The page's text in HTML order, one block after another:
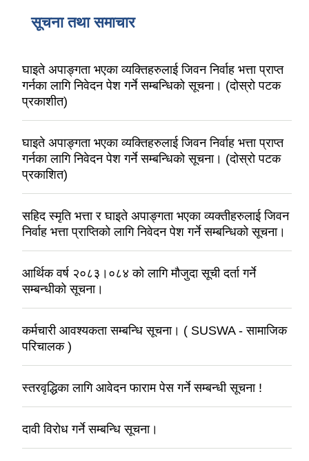
सूचना तथा समाचार
घाइते अपाङ्गता भएका व्यक्तिहरुलाई जिवन निर्वाह भत्ता प्राप्त
गर्नका लागि निवेदन पेश गर्ने सम्बन्धिको सूचना। (दोस्रो पटक
प्रकाशीत)
घाइते अपाङ्गता भएका व्यक्तिहरुलाई जिवन निर्वाह भत्ता प्राप्त
गर्नका लागि निवेदन पेश गर्ने सम्बन्धिको सूचना। (दोस्रो पटक
प्रकाशित)
सहिद स्मृति भत्ता र घाइते अपाङ्गता भएका व्यक्तीहरुलाई जिवन
निर्वाह भत्ता प्राप्तिको लागि निवेदन पेश गर्ने सम्बन्धिको सूचना।
आर्थिक वर्ष २०८३।०८४ को लागि मौजुदा सूची दर्ता गर्ने
सम्बन्धीको सूचना।
कर्मचारी आवश्यकता सम्बन्धि सूचना। ( SUSWA - सामाजिक
परिचालक )
स्तरवृद्धिका लागि आवेदन फाराम पेस गर्ने सम्बन्धी सूचना !
दावी विरोध गर्ने सम्बन्धि सूचना।